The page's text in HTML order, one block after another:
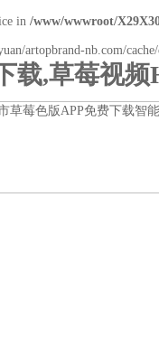
in /www/wwwroot/
artopbrand-nb.com/
载,草莓视